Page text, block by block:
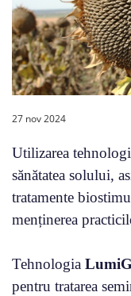
27 nov 2024
Utilizarea
sănătatea solului,
tratamente
menținerea
Tehnologia
pentru tratarea